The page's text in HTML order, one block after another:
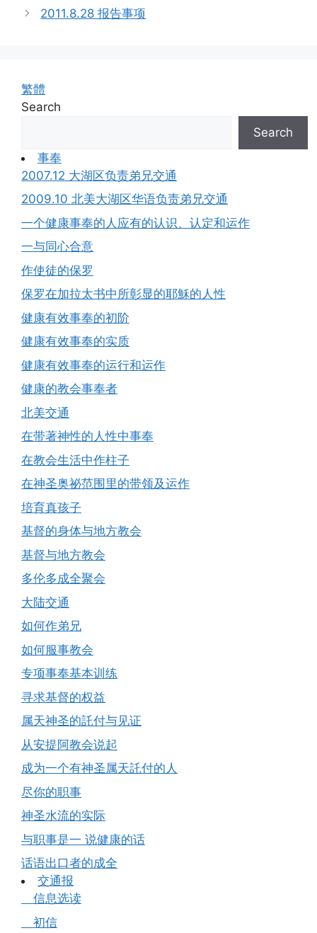
2011.8.28 报告事项
繁體
Search
Search
事奉
2007.12 大湖区负责弟兄交通
2009.10 北美大湖区华语负责弟兄交通
一个健康事奉的人应有的认识、认定和运作
一与同心合意
作使徒的保罗
保罗在加拉太书中所彰显的耶穌的人性
健康有效事奉的初阶
健康有效事奉的实质
健康有效事奉的运行和运作
健康的教会事奉者
北美交通
在带著神性的人性中事奉
在教会生活中作柱子
在神圣奥祕范围里的带领及运作
培育真孩子
基督的身体与地方教会
基督与地方教会
多伦多成全聚会
大陆交通
如何作弟兄
如何服事教会
专项事奉基本训练
寻求基督的权益
属天神圣的託付与见证
从安提阿教会说起
成为一个有神圣属天託付的人
尽你的职事
神圣水流的实际
与职事是一 说健康的话
话语出口者的成全
交通报
信息选读
初信